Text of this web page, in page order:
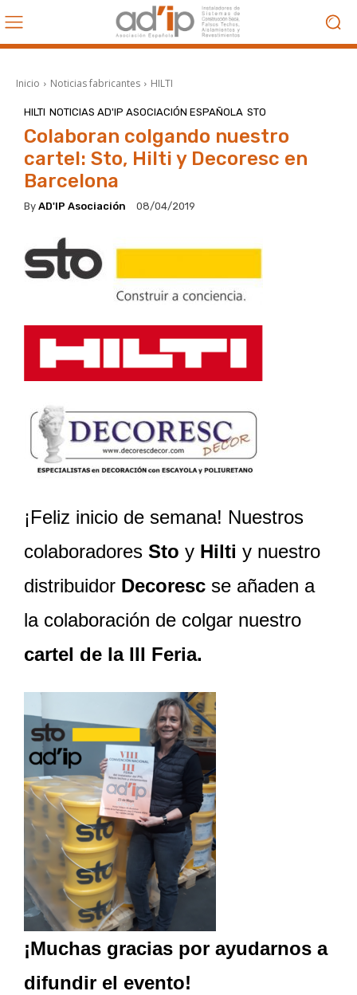
Inicio Noticias fabricantes HILTI
HILTI NOTICIAS AD'IP ASOCIACIÓN ESPAÑOLA STO
Colaboran colgando nuestro
cartel: Sto, Hilti y Decoresc en
Barcelona
By AD'IP Asociación 08/04/2019
¡Feliz inicio de semana! Nuestros
colaboradores Sto y Hilti y nuestro
distribuidor Decoresc se añaden a
la colaboración de colgar nuestro
cartel de la III Feria.
¡Muchas gracias por ayudarnos a
difundir el evento!